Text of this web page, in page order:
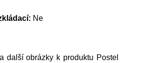
Ne
další obrázky k produktu Postel